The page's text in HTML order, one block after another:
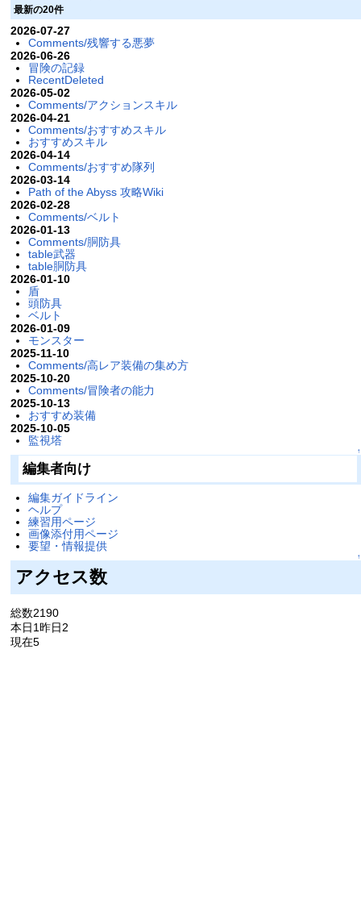
最新の20件
2026-07-27
Comments/残響する悪夢
2026-06-26
冒険の記録
RecentDeleted
2026-05-02
Comments/アクションスキル
2026-04-21
Comments/おすすめスキル
おすすめスキル
2026-04-14
Comments/おすすめ隊列
2026-03-14
Path of the Abyss 攻略Wiki
2026-02-28
Comments/ベルト
2026-01-13
Comments/胴防具
table武器
table胴防具
2026-01-10
盾
頭防具
ベルト
2026-01-09
モンスター
2025-11-10
Comments/高レア装備の集め方
2025-10-20
Comments/冒険者の能力
2025-10-13
おすすめ装備
2025-10-05
監視塔
↑
編集者向け
編集ガイドライン
ヘルプ
練習用ページ
画像添付用ページ
要望・情報提供
↑
アクセス数
総数2190
本日1昨日2
現在5